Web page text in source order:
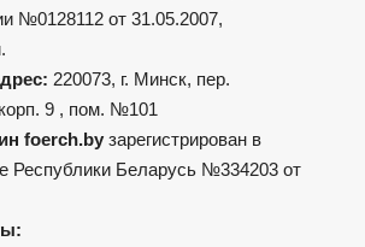
№0128112 от 31.05.2007,
220073, г. Минск, пер.
9 , пом. №101
foerch.by зарегистрирован в
Республики Беларусь №334203 от